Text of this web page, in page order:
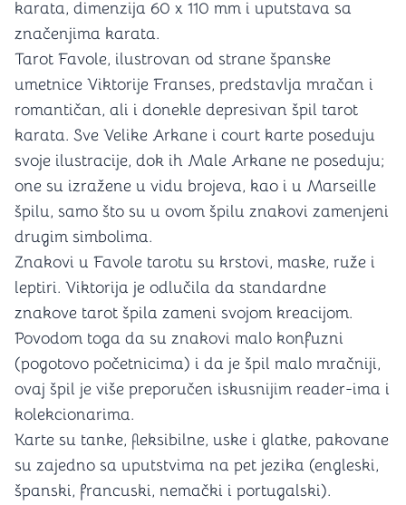
karata, dimenzija 60 x 110 mm i uputstava sa
značenjima karata.
Tarot Favole, ilustrovan od strane španske
umetnice Viktorije Franses, predstavlja mračan i
romantičan, ali i donekle depresivan špil tarot
karata. Sve Velike Arkane i court karte poseduju
svoje ilustracije, dok ih Male Arkane ne poseduju;
one su izražene u vidu brojeva, kao i u Marseille
špilu, samo što su u ovom špilu znakovi zamenjeni
drugim simbolima.
Znakovi u Favole tarotu su krstovi, maske, ruže i
leptiri. Viktorija je odlučila da standardne
znakove tarot špila zameni svojom kreacijom.
Povodom toga da su znakovi malo konfuzni
(pogotovo početnicima) i da je špil malo mračniji,
ovaj špil je više preporučen iskusnijim reader-ima i
kolekcionarima.
Karte su tanke, fleksibilne, uske i glatke, pakovane
su zajedno sa uputstvima na pet jezika (engleski,
španski, francuski, nemački i portugalski).